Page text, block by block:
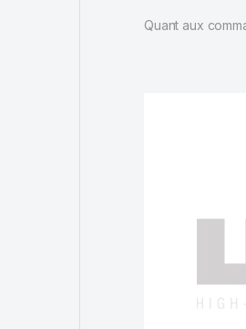
Quant aux